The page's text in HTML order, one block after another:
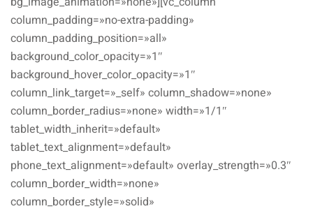
column_padding=»no-extra-padding»
column_padding_position=»all»
background_color_opacity=»1″
background_hover_color_opacity=»1″
column_link_target=»_self» column_shadow=»none»
column_border_radius=»none» width=»1/1″
tablet_width_inherit=»default»
tablet_text_alignment=»default»
phone_text_alignment=»default» overlay_strength=»0.3″
column_border_width=»none»
column_border_style=»solid»